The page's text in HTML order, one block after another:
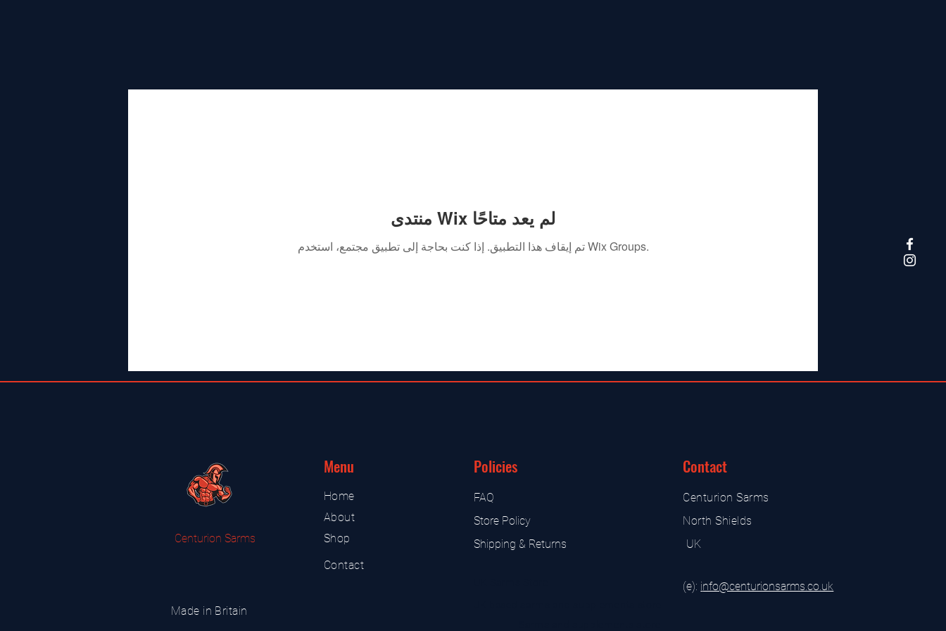
منتدى Wix لم يعد متاحًا
تم إيقاف هذا التطبيق. إذا كنت بحاجة إلى تطبيق مجتمع، استخدم Wix Groups.
Centurion Sarms
Made in Britain
Menu
Home
About
Shop
Contact
Policies
FAQ
Store Policy
Shipping & Returns
Contact
Centurion Sarms
North Shields
UK
(e): info@centurionsarms.co.uk